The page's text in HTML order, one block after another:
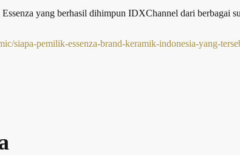
yang berhasil dihimpun IDXChannel dari berbagai
siapa-pemilik-essenza-brand-keramik-indonesia-yang-